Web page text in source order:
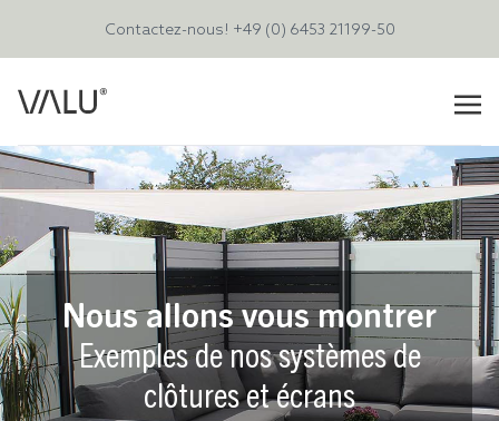
Contactez-nous! +49 (0) 6453 21199-50
Nous allons vous montrer
Exemples de nos systèmes de
clôtures et écrans